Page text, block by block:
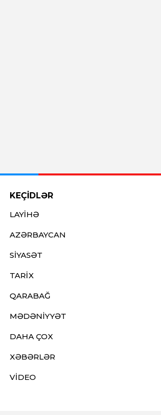
KEÇİDLƏR
LAYİHƏ
AZƏRBAYCAN
SİYASƏT
TARİX
QARABAĞ
MƏDƏNİYYƏT
DAHA ÇOX
XƏBƏRLƏR
VİDEO